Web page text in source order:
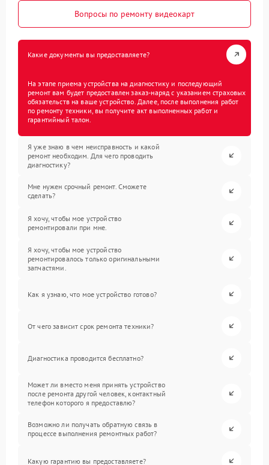
Вопросы по ремонту видеокарт
Какие документы вы предоставляете?
На этапе приема устройства на диагностику и последующий
ремонт вам будет предоставлен заказ-наряд с указанием страховых
обязательств на ваше устройство. Далее, после выполнения работ
по ремонту техники, вы получите акт выполненных работ и
гарантийный талон.
Я уже знаю в чем неисправность и какой
ремонт необходим. Для чего проводить
диагностику?
Мне нужен срочный ремонт. Сможете
сделать?
Я хочу, чтобы мое устройство
ремонтировали при мне.
Я хочу, чтобы мое устройство
ремонтировалось только оригинальными
запчастями.
Как я узнаю, что мое устройство готово?
От чего зависит срок ремонта техники?
Диагностика проводится бесплатно?
Может ли вместо меня принять устройство
после ремонта другой человек, контактный
телефон которого я предоставлю?
Возможно ли получать обратную связь в
процессе выполнения ремонтных работ?
Какую гарантию вы предоставляете?